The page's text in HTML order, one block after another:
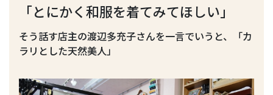
「とにかく和服を着てみてほしい」
そう話す店主の渡辺多充子さんを一言でいうと、「カ
ラリとした天然美人」